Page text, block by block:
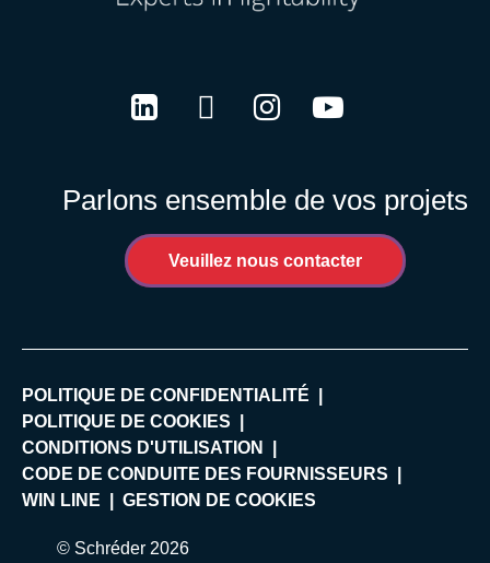
Parlons ensemble de vos projets
Veuillez nous contacter
POLITIQUE DE CONFIDENTIALITÉ
POLITIQUE DE COOKIES
CONDITIONS D'UTILISATION
CODE DE CONDUITE DES FOURNISSEURS
WIN LINE
GESTION DE COOKIES
© Schréder 2026